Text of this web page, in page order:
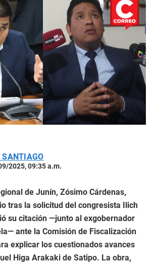
2025, 09:35 a.m.
de Junín, Zósimo Cárdenas,
tras la solicitud del congresista Ilich
su citación —junto al exgobernador
ante la Comisión de Fiscalización
explicar los cuestionados avances
Higa Arakaki de Satipo. La obra,